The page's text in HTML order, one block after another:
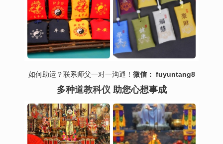
如何助运？联系师父一对一沟通！ 微信： fuyuntang8
多种道教科仪助您心想事成